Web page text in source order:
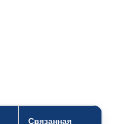
Связанная